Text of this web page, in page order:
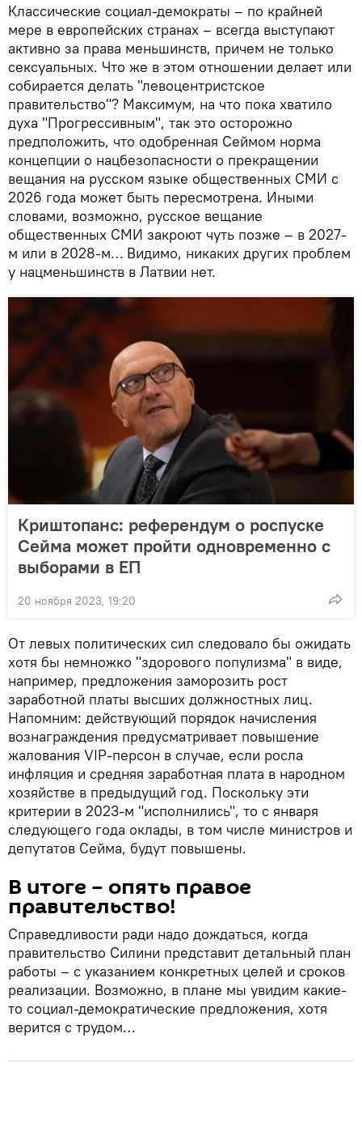
Классические социал-демократы – по крайней
мере в европейских странах – всегда выступают
активно за права меньшинств, причем не только
сексуальных. Что же в этом отношении делает или
собирается делать "левоцентристское
правительство"? Максимум, на что пока хватило
духа "Прогрессивным", так это осторожно
предположить, что одобренная Сеймом норма
концепции о нацбезопасности о прекращении
вещания на русском языке общественных СМИ с
2026 года может быть пересмотрена. Иными
словами, возможно, русское вещание
общественных СМИ закроют чуть позже – в 2027-
м или в 2028-м… Видимо, никаких других проблем
у нацменьшинств в Латвии нет.
Криштопанс: референдум о роспуске
Сейма может пройти одновременно с
выборами в ЕП
20 ноября 2023, 19:20
От левых политических сил следовало бы ожидать
хотя бы немножко "здорового популизма" в виде,
например, предложения заморозить рост
заработной платы высших должностных лиц.
Напомним: действующий порядок начисления
вознаграждения предусматривает повышение
жалования VIP-персон в случае, если росла
инфляция и средняя заработная плата в народном
хозяйстве в предыдущий год. Поскольку эти
критерии в 2023-м "исполнились", то с января
следующего года оклады, в том числе министров и
депутатов Сейма, будут повышены.
В итоге – опять правое
правительство!
Справедливости ради надо дождаться, когда
правительство Силини представит детальный план
работы – с указанием конкретных целей и сроков
реализации. Возможно, в плане мы увидим какие-
то социал-демократические предложения, хотя
верится с трудом…